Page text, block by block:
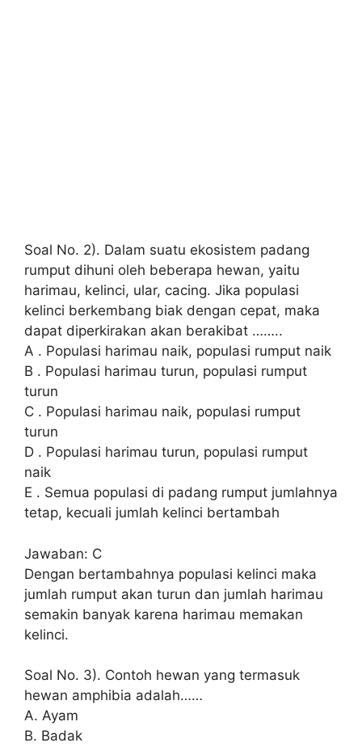
Soal No. 2). Dalam suatu ekosistem padang
rumput dihuni oleh beberapa hewan, yaitu
harimau, kelinci, ular, cacing. Jika populasi
kelinci berkembang biak dengan cepat, maka
dapat diperkirakan akan berakibat ……..
A . Populasi harimau naik, populasi rumput naik
B . Populasi harimau turun, populasi rumput
turun
C . Populasi harimau naik, populasi rumput
turun
D . Populasi harimau turun, populasi rumput
naik
E . Semua populasi di padang rumput jumlahnya
tetap, kecuali jumlah kelinci bertambah
Jawaban: C
Dengan bertambahnya populasi kelinci maka
jumlah rumput akan turun dan jumlah harimau
semakin banyak karena harimau memakan
kelinci.
Soal No. 3). Contoh hewan yang termasuk
hewan amphibia adalah……
A. Ayam
B. Badak